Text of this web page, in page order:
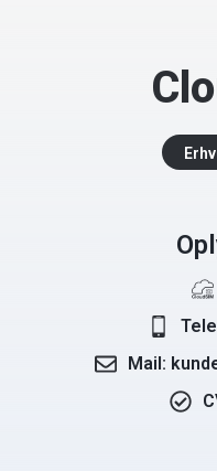
Mail: